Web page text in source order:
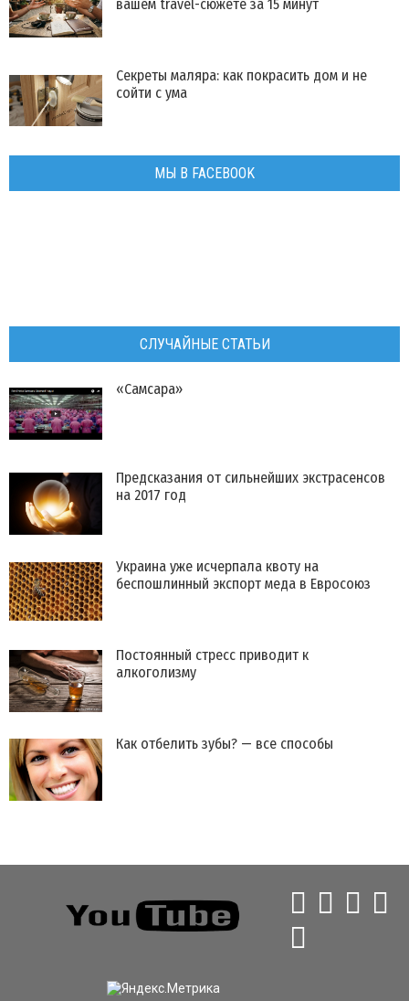
вашем travel-сюжете за 15 минут
Секреты маляра: как покрасить дом и не
сойти с ума
МЫ В FACEBOOK
СЛУЧАЙНЫЕ СТАТЬИ
«Самсара»
Предсказания от сильнейших экстрасенсов
на 2017 год
Украина уже исчерпала квоту на
беспошлинный экспорт меда в Евросоюз
Постоянный стресс приводит к
алкоголизму
Как отбелить зубы? — все способы